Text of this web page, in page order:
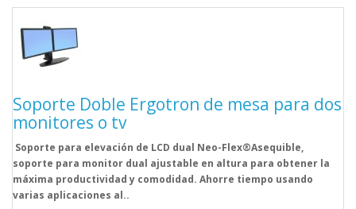
Soporte Doble Ergotron de mesa para dos
monitores o tv
Soporte para elevación de LCD dual Neo-Flex®Asequible,
soporte para monitor dual ajustable en altura para obtener la
máxima productividad y comodidad. Ahorre tiempo usando
varias aplicaciones al..